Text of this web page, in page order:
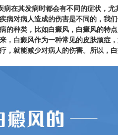
其发病时都会有不同的症状，尤
病对病人造成的伤害是不同的，我
的种类，比如白癜风，白癜风的特
，白癜风作为一种常见的皮肤顽症
，就能减少对病人的伤害。所以，